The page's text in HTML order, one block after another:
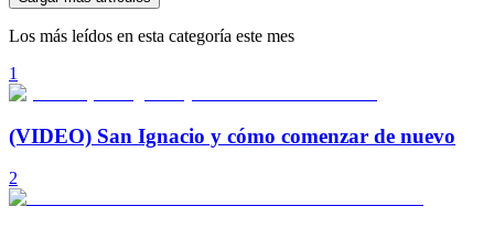
Los más leídos en esta categoría este mes
1
(VIDEO) San Ignacio y cómo comenzar de nuevo
2